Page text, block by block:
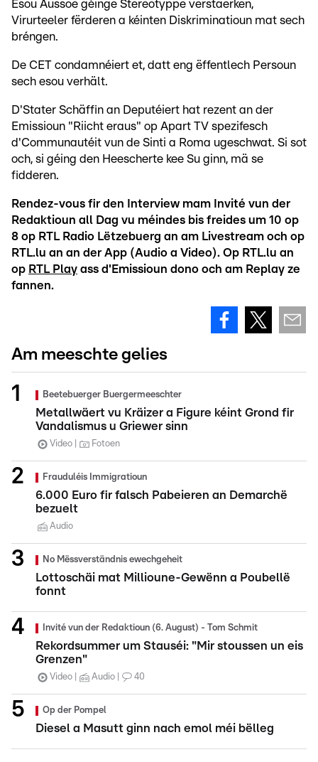
Esou Aussoe géinge Stereotyppe verstäerken,
Virurteeler fërderen a kéinten Diskriminatioun mat sech
bréngen.
De CET condamnéiert et, datt eng ëffentlech Persoun
sech esou verhält.
D'Stater Schäffin an Deputéiert hat rezent an der
Emissioun "Riicht eraus" op Apart TV spezifesch
d'Communautéit vun de Sinti a Roma ugeschwat. Si sot
och, si géing den Heescherte kee Su ginn, mä se
fidderen.
Rendez-vous fir den Interview mam Invité vun der
Redaktioun all Dag vu méindes bis freides um 10 op
8 op RTL Radio Lëtzebuerg an am Livestream och op
RTL.lu an an der App (Audio a Video). Op RTL.lu an
op RTL Play ass d'Emissioun dono och am Replay ze
fannen.
Am meeschte gelies
Beetebuerger Buergermeeschter
Metallwäert vu Kräizer a Figure kéint Grond fir
Vandalismus u Griewer sinn
Video Fotoen
Frauduléis Immigratioun
6.000 Euro fir falsch Pabeieren an Demarchë
bezuelt
Audio
No Mëssverständnis ewechgeheit
Lottoschäi mat Millioune-Gewënn a Poubellë
fonnt
Invité vun der Redaktioun (6. August) - Tom Schmit
Rekordsummer um Stauséi: "Mir stoussen un eis
Grenzen"
Video Audio 40
Op der Pompel
Diesel a Masutt ginn nach emol méi bëlleg